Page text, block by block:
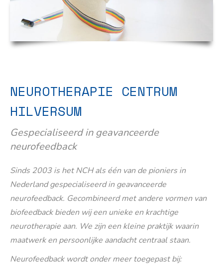
NEUROTHERAPIE CENTRUM
HILVERSUM
Gespecialiseerd in geavanceerde
neurofeedback
Sinds 2003 is het NCH als één van de pioniers in
Nederland gespecialiseerd in geavanceerde
neurofeedback. Gecombineerd met andere vormen van
biofeedback bieden wij een unieke en krachtige
neurotherapie aan. We zijn een kleine praktijk waarin
maatwerk en persoonlijke aandacht centraal staan.
Neurofeedback wordt onder meer toegepast bij: